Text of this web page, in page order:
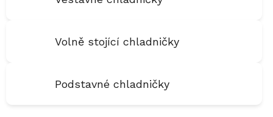
Volně stojící chladničky
Podstavné chladničky